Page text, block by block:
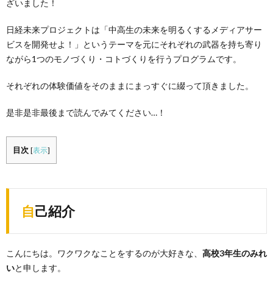
ざいました！
日経未来プロジェクトは「中高生の未来を明るくするメディアサー
ビスを開発せよ！」というテーマを元にそれぞれの武器を持ち寄り
ながら1つのモノづくり・コトづくりを行うプログラムです。
それぞれの体験価値をそのままにまっすぐに綴って頂きました。
是非是非最後まで読んでみてください…！
目次 [表示]
自己紹介
こんにちは。ワクワクなことをするのが大好きな、 高校3年生のみれ
いと申します。